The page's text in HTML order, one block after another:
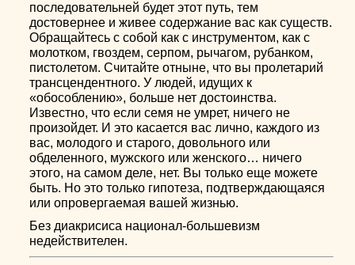
последовательней будет этот путь, тем
достовернее и живее содержание вас как существ.
Обращайтесь с собой как с инструментом, как с
молотком, гвоздем, серпом, рычагом, рубанком,
пистолетом. Считайте отныне, что вы пролетарий
трансцендентного. У людей, идущих к
«обособлению», больше нет достоинства.
Известно, что если семя не умрет, ничего не
произойдет. И это касается вас лично, каждого из
вас, молодого и старого, довольного или
обделенного, мужского или женского… ничего
этого, на самом деле, нет. Вы только еще можете
быть. Но это только гипотеза, подтверждающаяся
или опровергаемая вашей жизнью.
Без диакрисиса национал-большевизм
недействителен.